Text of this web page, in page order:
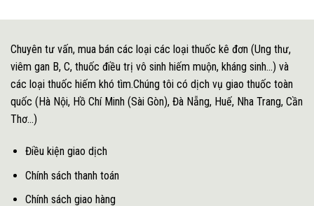
Chuyên tư vấn, mua bán các loại các loại thuốc kê đơn (Ung thư,
viêm gan B, C, thuốc điều trị vô sinh hiếm muộn, kháng sinh...) và
các loại thuốc hiếm khó tìm.Chúng tôi có dịch vụ giao thuốc toàn
quốc (Hà Nội, Hồ Chí Minh (Sài Gòn), Đà Nẵng, Huế, Nha Trang, Cần
Thơ...)
Điều kiện giao dịch
Chính sách thanh toán
Chính sách giao hàng